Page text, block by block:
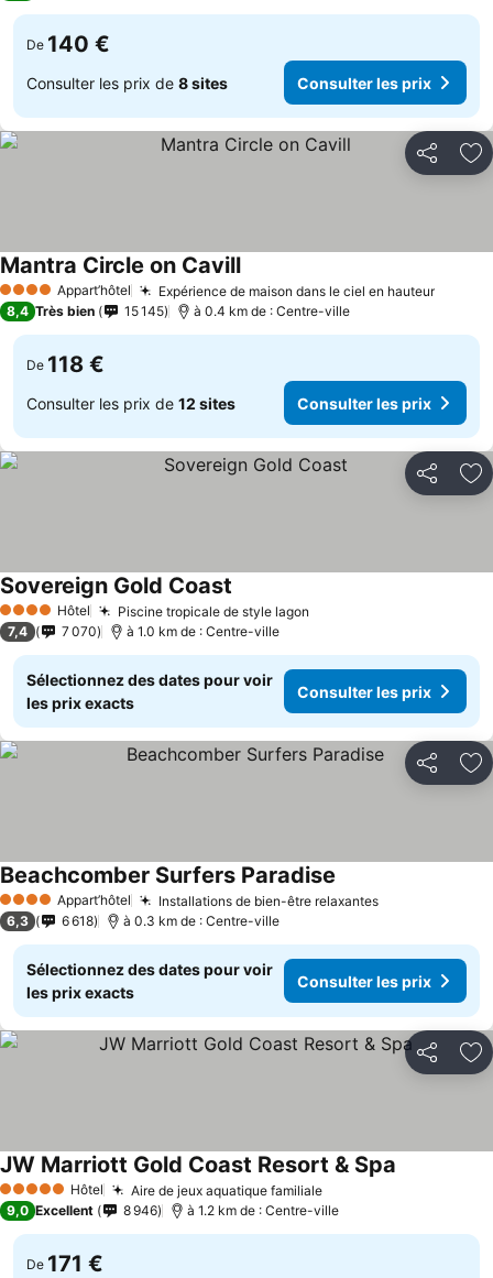
De 140 €
Consulter les prix de 8 sites Consulter les prix
Partager
4 Étoiles Appart’hôtel Expérience de maison dans le ciel en hauteur
Mantra Circle on Cavill
8,4 Très bien 15 145 à 0.4 km de : Centre-ville
De 118 €
Consulter les prix de 12 sites Consulter les prix
Partager
4 Étoiles Hôtel Piscine tropicale de style lagon
Sovereign Gold Coast
7,4 7 070 à 1.0 km de : Centre-ville
Sélectionnez des dates pour voir
les prix exacts
Consulter les prix
Partager
4 Étoiles Appart’hôtel Installations de bien-être relaxantes
Beachcomber Surfers Paradise
6,3 6 618 à 0.3 km de : Centre-ville
Sélectionnez des dates pour voir
les prix exacts
Consulter les prix
Partager
5 Étoiles Hôtel Aire de jeux aquatique familiale
JW Marriott Gold Coast Resort & Spa
9,0 Excellent 8 946 à 1.2 km de : Centre-ville
De 171 €